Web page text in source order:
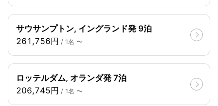
サウサンプトン, イングランド発 9泊
261,756円 / 1名 〜
ロッテルダム, オランダ発 7泊
206,745円 / 1名 〜